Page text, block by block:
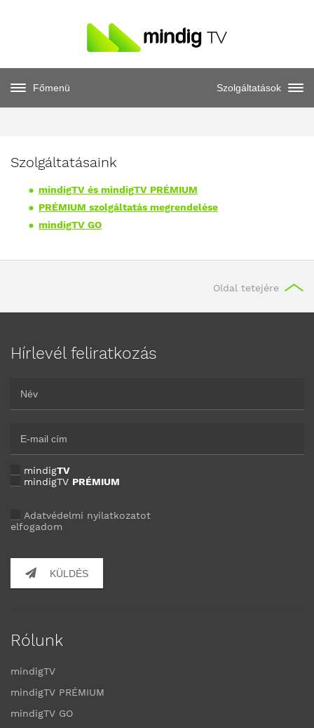
Főmenü Szolgáltatások
Szolgáltatásaink
mindigTV és mindigTV PRÉMIUM
PRÉMIUM szolgáltatás megrendelése
mindigTV GO
Oldal tetejére
Hírlevél feliratkozás
mindigTV
mindigTV PRÉMIUM
Adatvédelmi nyilatkozatot
elfogadom
KÜLDÉS
Rólunk
mindigTV
mindigTV PRÉMIUM
mindigTV GO